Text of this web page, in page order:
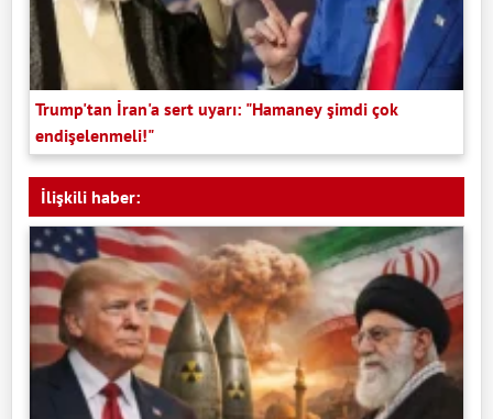
Trump'tan İran'a sert uyarı: "Hamaney şimdi çok
endişelenmeli!"
İlişkili haber: